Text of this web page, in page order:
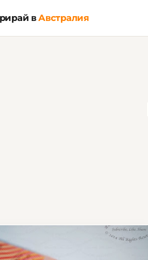
вАвстралия